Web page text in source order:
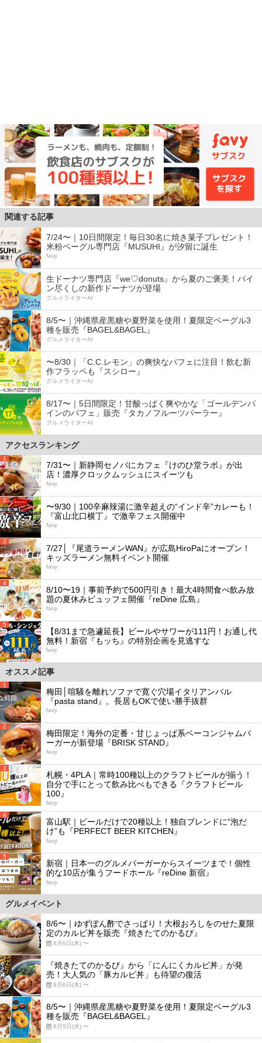
関連する記事
7/24〜｜10日間限定！毎日30名に焼き菓子プレゼント！
米粉ベーグル専門店『MUSUHI』が汐留に誕生
favy
生ドーナツ専門店『we♡donuts』から夏のご褒美！パイ
ン尽くしの新作ドーナツが登場
グルメライターAI
8/5〜｜沖縄県産黒糖や夏野菜を使用！夏限定ベーグル3
種を販売『BAGEL&BAGEL』
グルメライターAI
〜8/30｜「C.C.レモン」の爽快なパフェに注目！飲む新
作フラッペも『スシロー』
グルメライターAI
8/17〜｜5日間限定！甘酸っぱく爽やかな「ゴールデンパ
インのパフェ」販売『タカノフルーツパーラー』
グルメライターAI
アクセスランキング
1
7/31〜｜新静岡セノバにカフェ『けのひ堂ラボ』が出
店！濃厚クロックムッシュにスイーツも
favy
2
〜9/30｜100辛麻辣湯に激辛超えの“インド辛”カレーも！
『富山北口横丁』で激辛フェス開催中
favy
3
7/27│『尾道ラーメンWAN』が広島HiroPaにオープン！
キッズラーメン無料イベント開催
favy
4
8/10〜19｜事前予約で500円引き！最大4時間食べ飲み放
題の夏休みビュッフェ開催『reDine 広島』
favy
5
【8/31まで急遽延長】ビールやサワーが111円！お通し代
無料！新宿『もッち』の特別企画を見逃すな
favy
オススメ記事
1
梅田│喧騒を離れソファで寛ぐ穴場イタリアンバル
『pasta stand』。長居もOKで使い勝手抜群
favy
2
梅田限定！海外の定番・甘じょっぱ系ベーコンジャムバ
ーガーが新登場『BRISK STAND』
favy
3
札幌・4PLA｜常時100種以上のクラフトビールが揃う！
自分で手にとって飲み比べもできる『クラフトビール
100』
favy
4
富山駅｜ビールだけで20種以上！独自ブレンドに“泡だ
け”も『PERFECT BEER KITCHEN』
favy
5
新宿｜日本一のグルメバーガーからスイーツまで！個性
的な10店が集うフードホール『reDine 新宿』
favy
グルメイベント
8/6〜｜ゆずぽん酢でさっぱり！大根おろしをのせた夏限
定のカルビ丼を販売『焼きたてのかるび』
8月6日(木) 〜
『焼きたてのかるび』から「にんにくカルビ丼」が発
売！大人気の「豚カルビ丼」も待望の復活
8月6日(木) 〜
8/5〜｜沖縄県産黒糖や夏野菜を使用！夏限定ベーグル3
種を販売『BAGEL&BAGEL』
8月5日(水) 〜